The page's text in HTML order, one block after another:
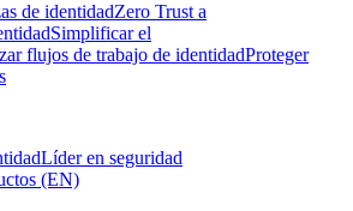
de identidadZero Trust a
Simplificar el
flujos de trabajo de identidadProteger
Líder en seguridad
(EN)